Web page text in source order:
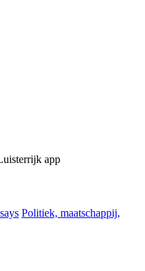
app
Politiek, maatschappij,